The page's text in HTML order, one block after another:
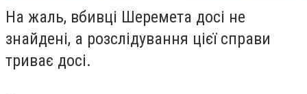
На жаль, вбивці Шеремета досі не
знайдені, а розслідування цієї справи
триває досі.